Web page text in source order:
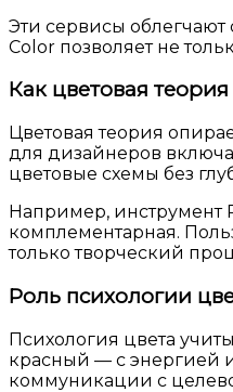
Эти сервисы
Color позволяет не
Как цветовая
Цветовая теория
для дизайнеров
цветовые схемы без
Например, инструмент
комплементарная.
только творческий
Роль психологии
Психология цвета
красный — с энергией
коммуникации с